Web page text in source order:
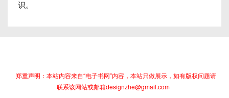
识。
郑重声明：本站内容来自“电子书网”内容，本站只做展示，如有版权问题请
联系该网站或邮箱designzhe@gmail.com